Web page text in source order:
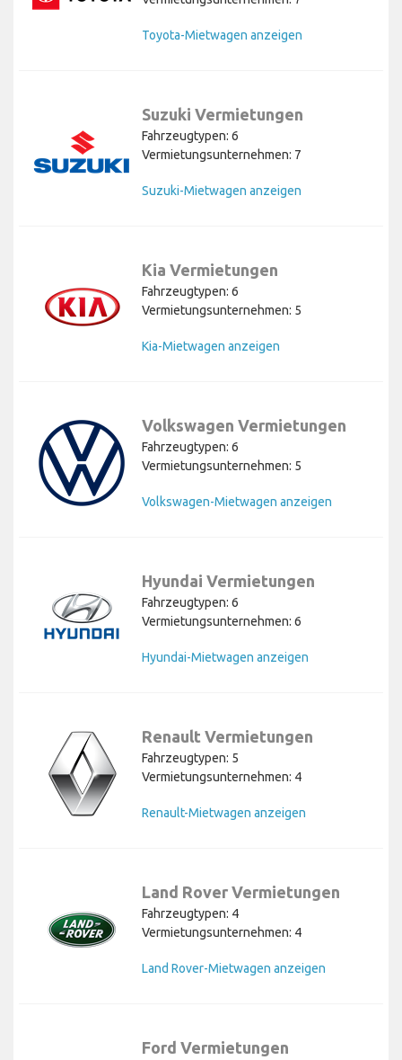
Toyota-Mietwagen anzeigen
Suzuki Vermietungen
Fahrzeugtypen: 6
Vermietungsunternehmen: 7
Suzuki-Mietwagen anzeigen
Kia Vermietungen
Fahrzeugtypen: 6
Vermietungsunternehmen: 5
Kia-Mietwagen anzeigen
Volkswagen Vermietungen
Fahrzeugtypen: 6
Vermietungsunternehmen: 5
Volkswagen-Mietwagen anzeigen
Hyundai Vermietungen
Fahrzeugtypen: 6
Vermietungsunternehmen: 6
Hyundai-Mietwagen anzeigen
Renault Vermietungen
Fahrzeugtypen: 5
Vermietungsunternehmen: 4
Renault-Mietwagen anzeigen
Land Rover Vermietungen
Fahrzeugtypen: 4
Vermietungsunternehmen: 4
Land Rover-Mietwagen anzeigen
Ford Vermietungen